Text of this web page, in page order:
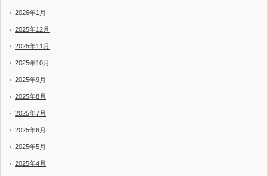
2026年1月
2025年12月
2025年11月
2025年10月
2025年9月
2025年8月
2025年7月
2025年6月
2025年5月
2025年4月